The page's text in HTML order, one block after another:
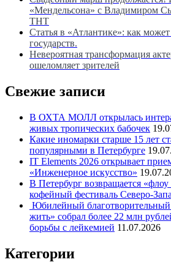
«Мендельсона» с Владимиром
ТНТ
Статья в «Атлантике»: как
государств.
Невероятная трансформация
ошеломляет зрителей
Свежие записи
В ОХТА МОЛЛ открылась
живых тропических бабочек
Какие иномарки старше 15 лет
популярными в Петербурге
IT Elements 2026 открывает
«Инженерное искусство»
В Петербург возвращается
кофейный фестиваль Северо-
Юбилейный благотворительный
жить» собрал более 22 млн
борьбы с лейкемией 11.07.2026
Категории